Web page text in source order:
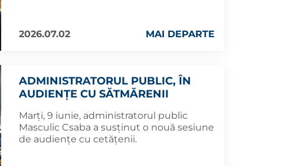
2026.07.02 MAI DEPARTE
ADMINISTRATORUL PUBLIC, ÎN
AUDIENȚE CU SĂTMĂRENII
Marți, 9 iunie, administratorul public
Masculic Csaba a susținut o nouă sesiune
de audiențe cu cetățenii.